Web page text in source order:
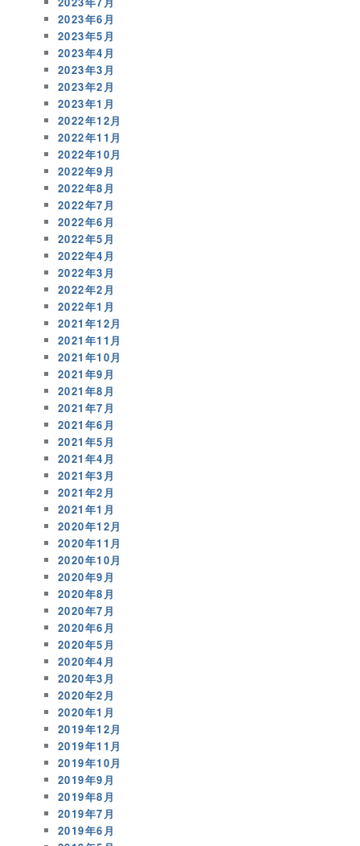
2023年6月
2023年5月
2023年4月
2023年3月
2023年2月
2023年1月
2022年12月
2022年11月
2022年10月
2022年9月
2022年8月
2022年7月
2022年6月
2022年5月
2022年4月
2022年3月
2022年2月
2022年1月
2021年12月
2021年11月
2021年10月
2021年9月
2021年8月
2021年7月
2021年6月
2021年5月
2021年4月
2021年3月
2021年2月
2021年1月
2020年12月
2020年11月
2020年10月
2020年9月
2020年8月
2020年7月
2020年6月
2020年5月
2020年4月
2020年3月
2020年2月
2020年1月
2019年12月
2019年11月
2019年10月
2019年9月
2019年8月
2019年7月
2019年6月